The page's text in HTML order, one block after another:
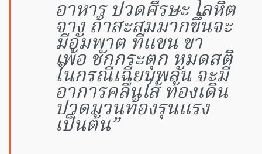
อาหาร ปวดศีรษะ โลหิต
จาง ถ้าสะสมมากขึ้นจะ
มีอัมพาต ที่แขน ขา
เพ้อ ชักกระตุก หมดสติ
ในกรณีเฉียบพลัน จะมี
อาการคลื่นไส้ ท้องเดิน
ปวดมวนท้องรุนแรง
เป็นต้น”